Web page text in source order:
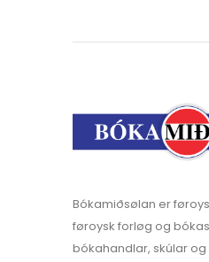
Bókamiðsølan er
føroysk forløg og
bókahandlar, skúlar og